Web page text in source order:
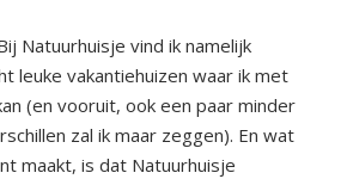
Natuurhuisje vind ik namelijk
leuke vakantiehuizen waar ik met
(en vooruit, ook een paar minder
zal ik maar zeggen). En wat
maakt, is dat Natuurhuisje